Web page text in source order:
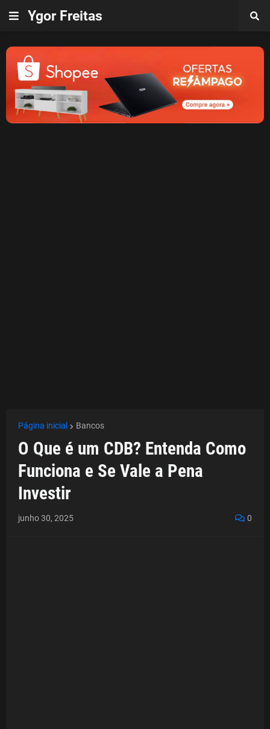
Ygor Freitas
Página inicial Bancos
O Que é um CDB? Entenda Como
Funciona e Se Vale a Pena
Investir
junho 30, 2025 0